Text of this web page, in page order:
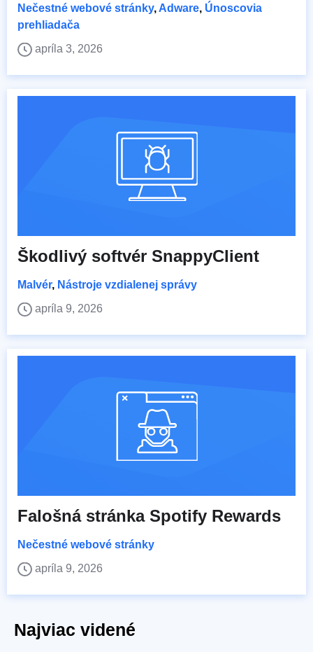
Nečestné webové stránky, Adware, Únoscovia
prehliadača
apríla 3, 2026
Škodlivý softvér SnappyClient
Malvér, Nástroje vzdialenej správy
apríla 9, 2026
Falošná stránka Spotify Rewards
Nečestné webové stránky
apríla 9, 2026
Najviac videné